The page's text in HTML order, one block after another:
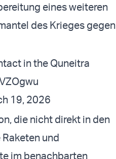
eines weiteren
des Krieges gegen
in the Quneitra
19, 2026
die nicht direkt in den
und
im benachbarten